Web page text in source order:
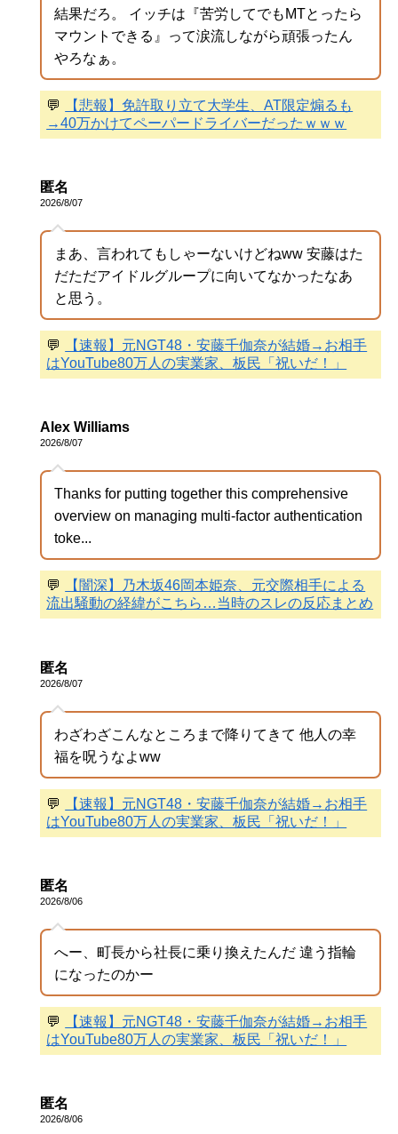
結果だろ。 イッチは『苦労してでもMTとったら
マウントできる』って涙流しながら頑張ったん
やろなぁ。
💬
【悲報】免許取り立て大学生、AT限定煽るも
→40万かけてペーパードライバーだったｗｗｗ
匿名
2026/8/07
まあ、言われてもしゃーないけどねww 安藤はた
だただアイドルグループに向いてなかったなあ
と思う。
💬
【速報】元NGT48・安藤千伽奈が結婚→お相手
はYouTube80万人の実業家、板民「祝いだ！」
Alex Williams
2026/8/07
Thanks for putting together this comprehensive
overview on managing multi-factor authentication
toke...
💬
【闇深】乃木坂46岡本姫奈、元交際相手による
流出騒動の経緯がこちら…当時のスレの反応まとめ
匿名
2026/8/07
わざわざこんなところまで降りてきて 他人の幸
福を呪うなよww
💬
【速報】元NGT48・安藤千伽奈が結婚→お相手
はYouTube80万人の実業家、板民「祝いだ！」
匿名
2026/8/06
へー、町長から社長に乗り換えたんだ 違う指輪
になったのかー
💬
【速報】元NGT48・安藤千伽奈が結婚→お相手
はYouTube80万人の実業家、板民「祝いだ！」
匿名
2026/8/06